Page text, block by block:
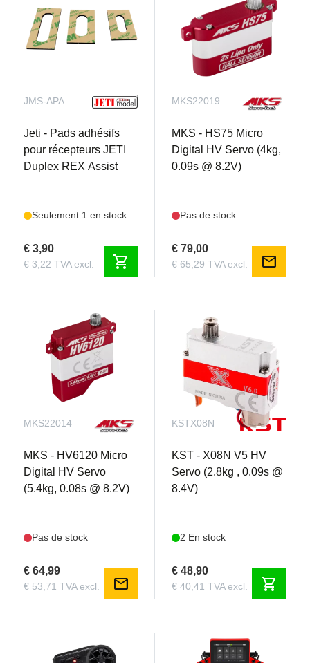
JMS-APA
Jeti - Pads adhésifs
pour récepteurs JETI
Duplex REX Assist
Seulement 1 en stock
€ 3,90
€ 3,22 TVA excl. shopping_cart
MKS22019
MKS - HS75 Micro
Digital HV Servo (4kg,
0.09s @ 8.2V)
Pas de stock
€ 79,00
€ 65,29 TVA excl. mail
MKS22014
MKS - HV6120 Micro
Digital HV Servo
(5.4kg, 0.08s @ 8.2V)
Pas de stock
€ 64,99
€ 53,71 TVA excl. mail
KSTX08N
KST - X08N V5 HV
Servo (2.8kg , 0.09s @
8.4V)
2 En stock
€ 48,90
€ 40,41 TVA excl. shopping_cart